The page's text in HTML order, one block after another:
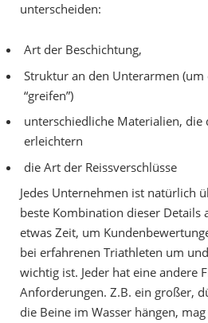
unterscheiden:
Art der Beschichtung,
Struktur an den Unterarmen (um
“greifen”)
unterschiedliche Materialien, die
erleichtern
die Art der Reissverschlüsse
Jedes Unternehmen ist natürlich
beste Kombination dieser Details
etwas Zeit, um
bei erfahrenen Triathleten um
wichtig ist. Jeder hat eine andere
Anforderungen. Z.B. ein großer,
die Beine im Wasser hängen,